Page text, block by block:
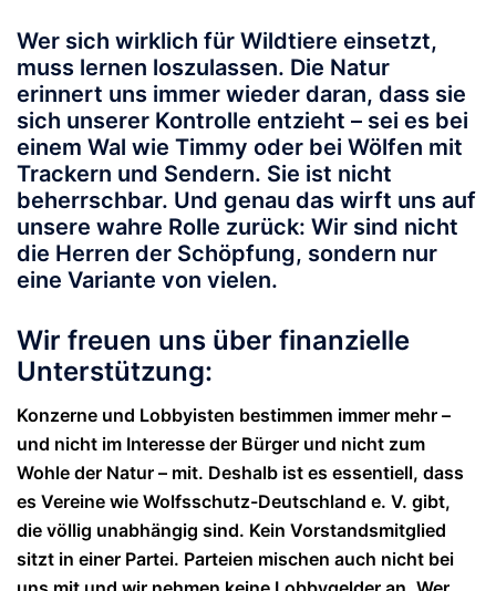
Wer sich wirklich für Wildtiere einsetzt,
muss lernen loszulassen. Die Natur
erinnert uns immer wieder daran, dass sie
sich unserer Kontrolle entzieht – sei es bei
einem Wal wie Timmy oder bei Wölfen mit
Trackern und Sendern. Sie ist nicht
beherrschbar. Und genau das wirft uns auf
unsere wahre Rolle zurück: Wir sind nicht
die Herren der Schöpfung, sondern nur
eine Variante von vielen.
Wir freuen uns über finanzielle
Unterstützung:
Konzerne und Lobbyisten bestimmen immer mehr –
und nicht im Interesse der Bürger und nicht zum
Wohle der Natur – mit. Deshalb ist es essentiell, dass
es Vereine wie Wolfsschutz-Deutschland e. V. gibt,
die völlig unabhängig sind. Kein Vorstandsmitglied
sitzt in einer Partei. Parteien mischen auch nicht bei